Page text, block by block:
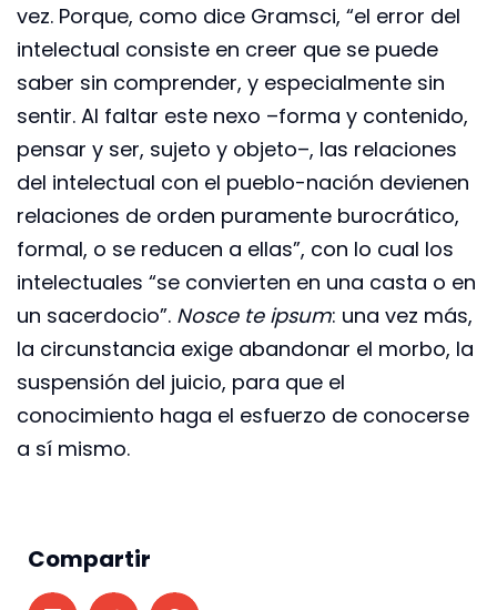
vez. Porque, como dice Gramsci, “el error del
intelectual consiste en creer que se puede
saber sin comprender, y especialmente sin
sentir. Al faltar este nexo –forma y contenido,
pensar y ser, sujeto y objeto–, las relaciones
del intelectual con el pueblo-nación devienen
relaciones de orden puramente burocrático,
formal, o se reducen a ellas”, con lo cual los
intelectuales “se convierten en una casta o en
un sacerdocio”. Nosce te ipsum: una vez más,
la circunstancia exige abandonar el morbo, la
suspensión del juicio, para que el
conocimiento haga el esfuerzo de conocerse
a sí mismo.
Compartir